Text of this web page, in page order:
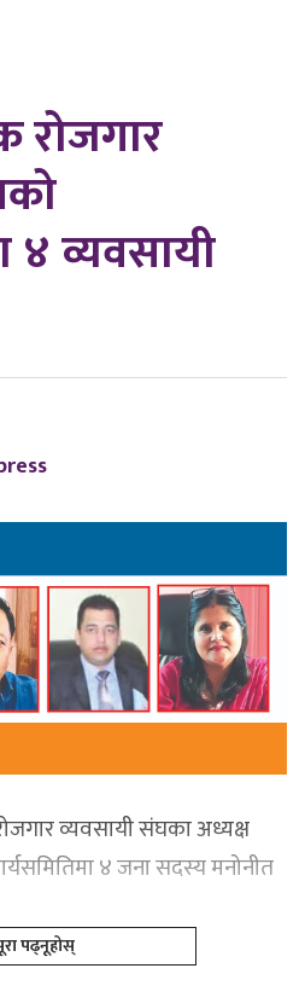
रोजगार
४ व्यवसायी
व्यवसायी संघका अध्यक्ष
४ जना सदस्य मनोनीत
पढ्नूहोस्